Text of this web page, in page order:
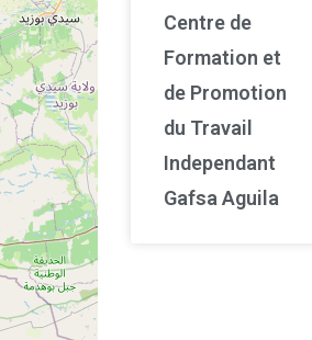
Centre de
Formation et
de Promotion
du Travail
Independant
Gafsa Aguila